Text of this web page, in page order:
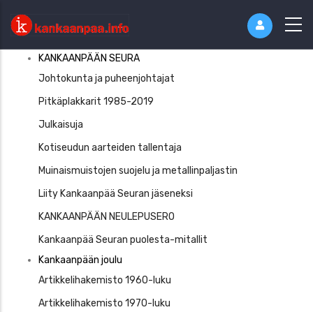
Kankaaanpää
Seura
KANKAANPÄÄN SEURA
Johtokunta ja puheenjohtajat
Pitkäplakkarit 1985-2019
Julkaisuja
Kotiseudun aarteiden tallentaja
Muinaismuistojen suojelu ja metallinpaljastin
Liity Kankaanpää Seuran jäseneksi
KANKAANPÄÄN NEULEPUSERO
Kankaanpää Seuran puolesta-mitallit
Kankaanpään joulu
Artikkelihakemisto 1960-luku
Artikkelihakemisto 1970-luku